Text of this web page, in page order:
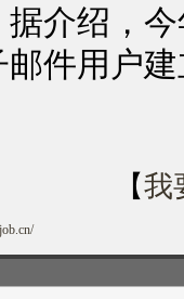
介绍，
件用户
【我